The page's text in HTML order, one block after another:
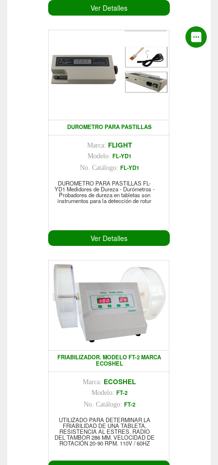
Ver Detalles
DUROMETRO PARA PASTILLAS
Marca: FLIGHT
Modelo: FL-YD1
No. Catálogo: FL-YD1
DUROMETRO PARA PASTILLAS FL-
YD1 Medidores de Dureza - Durómetros -
Probadores de dureza en tabletas son
instrumentos para la detección de rotur
Ver Detalles
FRIABILIZADOR. MODELO FT-2 MARCA
ECOSHEL
Marca: ECOSHEL
Modelo: FT-2
No. Catálogo: FT-2
UTILIZADO PARA DETERMINAR LA
FRIABILIDAD DE UNA TABLETA,
RESISTENCIA AL ESTRES. RADIO
DEL TAMBOR 286 MM. VELOCIDAD DE
ROTACIÓN 20-90 RPM. 110V / 60HZ